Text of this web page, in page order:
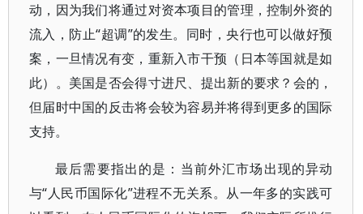
动，因为我们将通过对资本项目的管理，控制外资的
流入，防止“超调”的发生。同时，央行也可以做好预
案，一旦情况有变，重新入市干预（日本等国就是如
此）。美国是否会得寸进尺、提出新的要求？会的，
但届时中国的反击将会较为容易并将得到更多的国际
支持。
最后需要指出的是：当前外汇市场出现的异动
与“人民币国际化”进程不无关系。从一年多的实践可